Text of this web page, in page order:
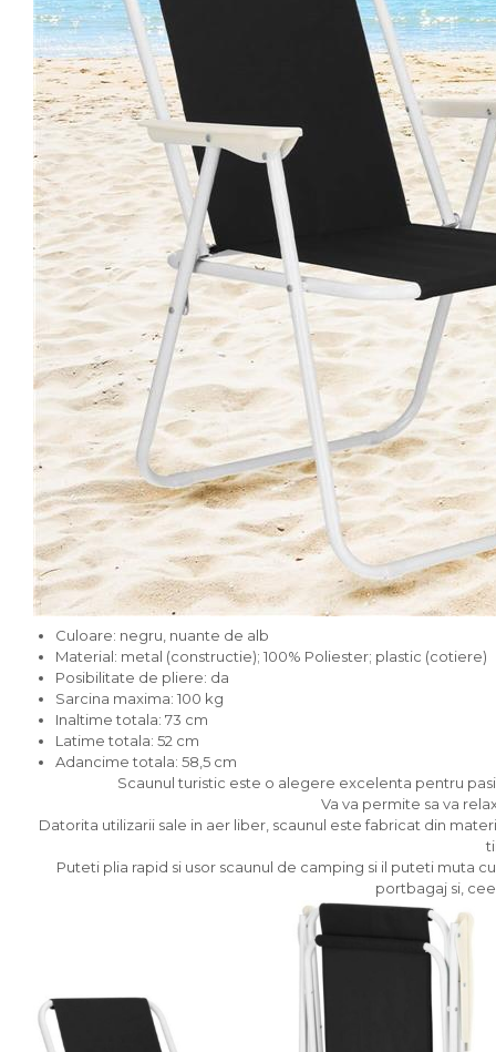
Litiere
Electronice & Iluminat
Iluminat
Articole sanatate
Radio cu ceas & portabile
Dormitor & birou
Mobila dormitor
Dulapuri dormitor
Mese toaleta si oglinzi
Noptiere
Mobila birou
Birouri
Scaune birou
Camera copilului
Mese si scaune pentru copii
Fotolii pentru copii
Depozitare jucarii
Jucarii si accesorii
Mobila copii
Depozitare si organizare
Cutii organizatoare
Garderobe
Organizatoare sertar si dulap
Rafturi depozitare
Umerase si huse haine
Gradina & balcon
Unelte motorizate
Aparate spalat cu presiune
Despicatoare si Tocatoare crengi
Culoare: negru, nuante de alb
Material: metal (constructie); 100% Poliester; plastic (cotiere)
Posibilitate de pliere: da
Sarcina maxima: 100 kg
Inaltime totala: 73 cm
Latime totala: 52 cm
Adancime totala: 58,5 cm
Scaunul turistic este o alegere excelenta pentru
Va va permite sa va
Datorita utilizarii sale in aer liber, scaunul este fabricat din
Puteti plia rapid si usor scaunul de camping si il puteti muta
portbagaj si,